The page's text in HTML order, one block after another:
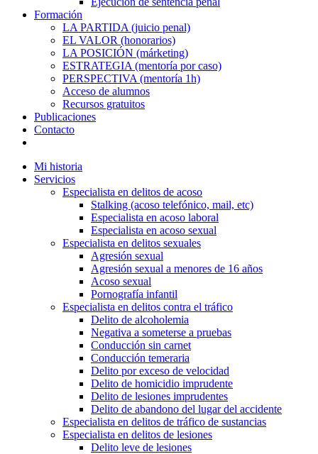
Formación
LA PARTIDA (juicio penal)
EL VALOR (honorarios)
LA POSICIÓN (márketing)
ESTRATEGIA (mentoría por caso)
PERSPECTIVA (mentoría 1h)
Acceso de alumnos
Recursos gratuitos
Publicaciones
Contacto
Mi historia
Servicios
Especialista en delitos de acoso
Stalking (acoso telefónico, mail, etc)
Especialista en acoso laboral
Especialista en acoso sexual
Especialista en delitos sexuales
Agresión sexual
Agresión sexual a menores de 16 años
Acoso sexual
Pornografía infantil
Especialista en delitos contra el tráfico
Delito de alcoholemia
Negativa a someterse a pruebas
Conducción sin carnet
Conducción temeraria
Delito por exceso de velocidad
Delito de homicidio imprudente
Delito de lesiones imprudentes
Delito de abandono del lugar del accidente
Especialista en delitos de tráfico de sustancias
Especialista en delitos de lesiones
Delito leve de lesiones